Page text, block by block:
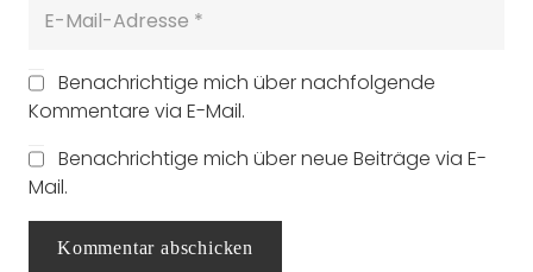
Benachrichtige mich über nachfolgende
Kommentare via E-Mail.
Benachrichtige mich über neue Beiträge via E-
Mail.
Kommentar abschicken